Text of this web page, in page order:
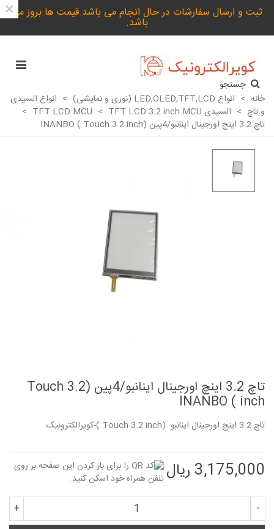
ثبت و ارسال سفارشات در حال انجام می باشد.قیمت ها بروز می
باشد.
×
جستجو
خانه > انواع LED,OLED,TFT,LCD (نوری و نمایشی) > انواع السیدی
و تاچ > السیدی TFT LCD MCU > TFT LCD 3.2 inch MCU
>
تاچ 3.2 اینچ اورجینال اینانبو/4پین (Touch 3.2 inch ) INANBO
تاچ 3.2 اینچ اورجینال اینانبو/4پین (Touch 3.2
inch ) INANBO
تاچ 3.2 اینچ اورجینال اینانبو (Touch 3.2 inch )-کویرالکترونیک
3,175,000 ریال
-
+